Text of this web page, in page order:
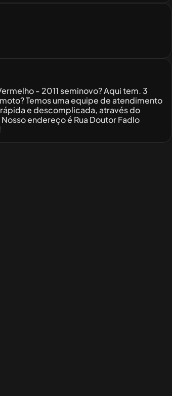
- 2011 seminovo? Aqui tem. 3
Temos uma equipe de atendimento
e descomplicada, através do
endereço é Rua Doutor Fadlo